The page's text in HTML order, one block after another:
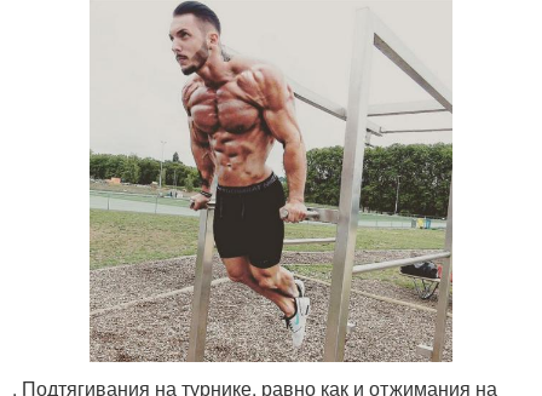
. Подтягивания на турнике, равно как и отжимания на